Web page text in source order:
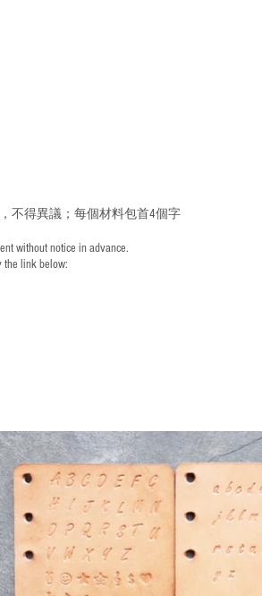
不得異議；每個材料包首4個字
without notice in advance.
the link below: